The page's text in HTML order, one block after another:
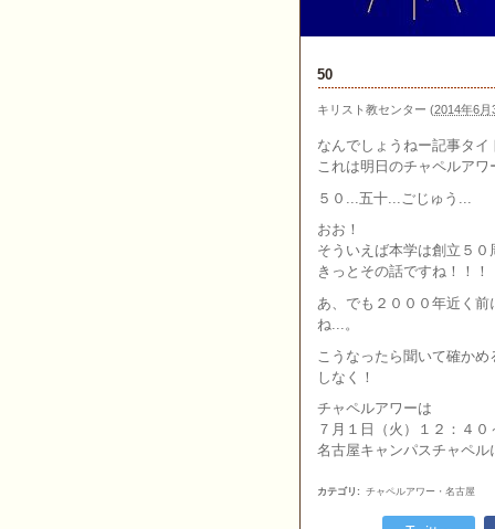
50
キリスト教センター (2014年6月
なんでしょうねー記事タイ
これは明日のチャペルアワ
５０...五十...ごじゅう...
おお！
そういえば本学は創立５０
きっとその話ですね！！！
あ、でも２０００年近く
ね...。
こうなったら聞いて確か
しなく！
チャペルアワーは
７月１日（火）１２：４０
名古屋キャンパスチャペル
カテゴリ : チャペルアワー・名古屋